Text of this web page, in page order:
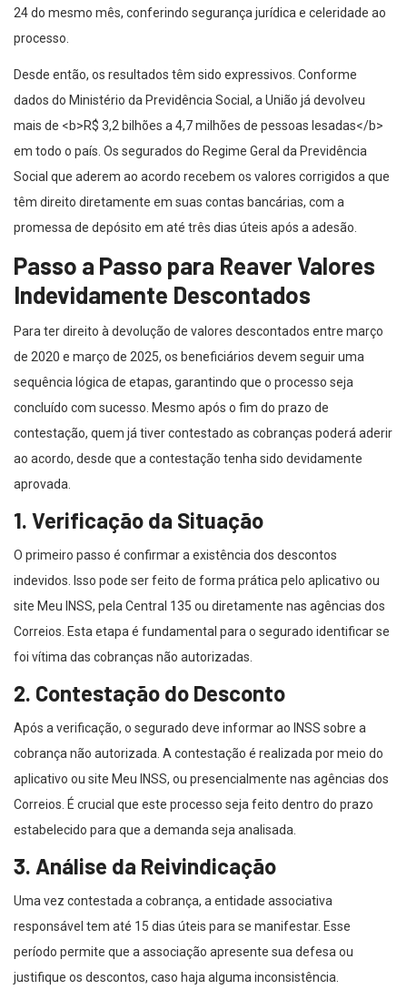
24 do mesmo mês, conferindo segurança jurídica e celeridade ao
processo.
Desde então, os resultados têm sido expressivos. Conforme
dados do Ministério da Previdência Social, a União já devolveu
mais de <b>R$ 3,2 bilhões a 4,7 milhões de pessoas lesadas</b>
em todo o país. Os segurados do Regime Geral da Previdência
Social que aderem ao acordo recebem os valores corrigidos a que
têm direito diretamente em suas contas bancárias, com a
promessa de depósito em até três dias úteis após a adesão.
Passo a Passo para Reaver Valores
Indevidamente Descontados
Para ter direito à devolução de valores descontados entre março
de 2020 e março de 2025, os beneficiários devem seguir uma
sequência lógica de etapas, garantindo que o processo seja
concluído com sucesso. Mesmo após o fim do prazo de
contestação, quem já tiver contestado as cobranças poderá aderir
ao acordo, desde que a contestação tenha sido devidamente
aprovada.
1. Verificação da Situação
O primeiro passo é confirmar a existência dos descontos
indevidos. Isso pode ser feito de forma prática pelo aplicativo ou
site Meu INSS, pela Central 135 ou diretamente nas agências dos
Correios. Esta etapa é fundamental para o segurado identificar se
foi vítima das cobranças não autorizadas.
2. Contestação do Desconto
Após a verificação, o segurado deve informar ao INSS sobre a
cobrança não autorizada. A contestação é realizada por meio do
aplicativo ou site Meu INSS, ou presencialmente nas agências dos
Correios. É crucial que este processo seja feito dentro do prazo
estabelecido para que a demanda seja analisada.
3. Análise da Reivindicação
Uma vez contestada a cobrança, a entidade associativa
responsável tem até 15 dias úteis para se manifestar. Esse
período permite que a associação apresente sua defesa ou
justifique os descontos, caso haja alguma inconsistência.